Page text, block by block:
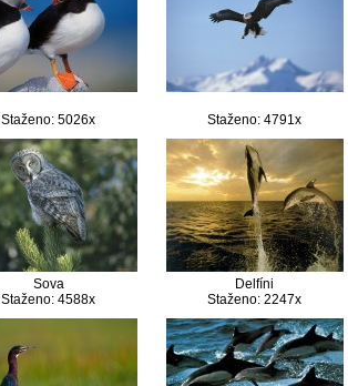
Staženo: 5026x Staženo: 4791x
Sova
Staženo: 4588x
Delfíni
Staženo: 2247x